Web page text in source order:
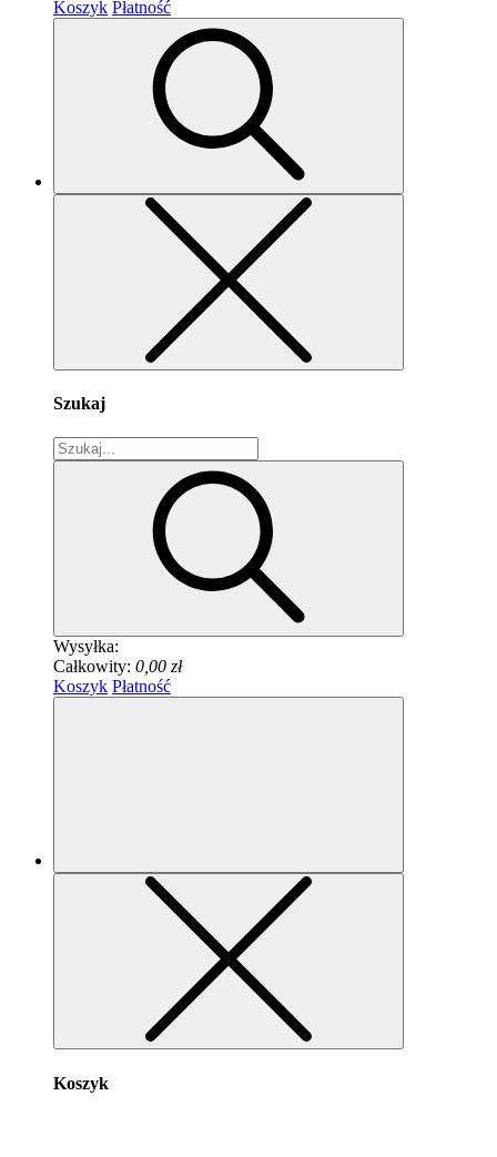
Koszyk Płatność
Szukaj
Wysyłka:
Całkowity: 0,00 zł
Koszyk Płatność
Koszyk